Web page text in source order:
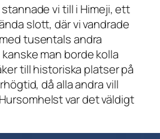
vi till i Himeji, ett
slott, där vi vandrade
tusentals andra
man borde kolla
till historiska platser på
då alla andra vill
var det väldigt